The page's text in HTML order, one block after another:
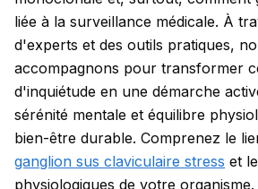
liée à la surveillance médicale. À
d'experts et des outils pratiques,
accompagnons pour transformer
d'inquiétude en une démarche
sérénité mentale et équilibre
bien-être durable. Comprenez le
ganglion sus claviculaire stress et
physiologiques de votre organisme.